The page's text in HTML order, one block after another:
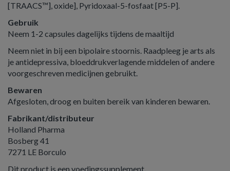
[TRAACS™], oxide], Pyridoxaal-5-fosfaat [P5-P].
Gebruik
Neem 1-2 capsules dagelijks tijdens de maaltijd
Neem niet in bij een bipolaire stoornis. Raadpleeg je arts als
je antidepressiva, bloeddrukverlagende middelen of andere
voorgeschreven medicijnen gebruikt.
Bewaren
Afgesloten, droog en buiten bereik van kinderen bewaren.
Fabrikant/distributeur
Holland Pharma
Bosberg 41
7271 LE Borculo
Dit product is een voedingssupplement.